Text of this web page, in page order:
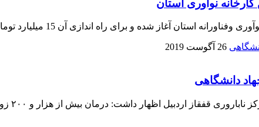
آغاز شده و برای راه اندازی آن 15 میلیارد تومان اختصاص یافته است.
26 آگوست 2019